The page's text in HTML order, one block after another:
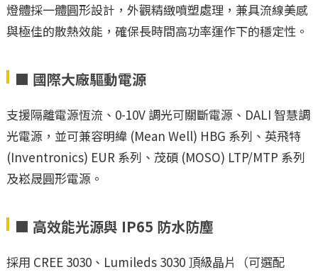
燈體採一體圓形設計，外觀精緻噴塑處理，兼具流線美感
與極佳的散熱效能，確保長時間高功率運作下的穩定性。
■ 國際大廠驅動電源
支援隔離電源恆流、0-10V 調光可關斷電源、DALI 智慧調
光電源，並可兼容明緯 (Mean Well) HBG 系列、英飛特
(Inventronics) EUR 系列、茂碩 (MOSO) LTP/MTP 系列
及崧晟圓形電源。
■ 高效能光源與 IP65 防水防塵
採用 CREE 3030、Lumileds 3030 頂級晶片（可選配